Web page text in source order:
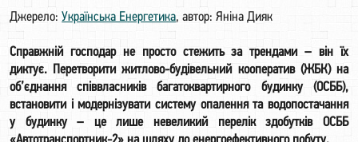
Джерело:Українська Енергетика, автор: Яніна Дияк
Справжній господар не просто стежить за трендами – він їх
диктує. Перетворити житлово-будівельний кооператив (ЖБК) на
об’єднання співвласників багатоквартирного будинку (ОСББ),
встановити і модернізувати систему опалення та водопостачання
у будинку – це лише невеликий перелік здобутків ОСББ